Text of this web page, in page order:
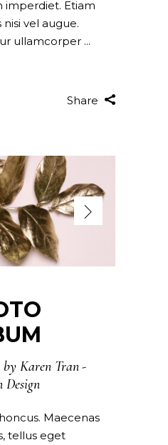
imperdiet. Etiam
nisi vel augue.
ullamcorper
Share
by Karen Tran
Design
Maecenas
tellus eget